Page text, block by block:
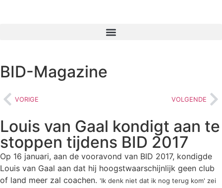
BID-Magazine
VORIGE VOLGENDE
Louis van Gaal kondigt aan te
stoppen tijdens BID 2017
Op 16 januari, aan de vooravond van BID 2017, kondigde
Louis van Gaal aan dat hij hoogstwaarschijnlijk geen club
of land meer zal coachen. 'Ik denk niet dat ik nog terug kom' zei